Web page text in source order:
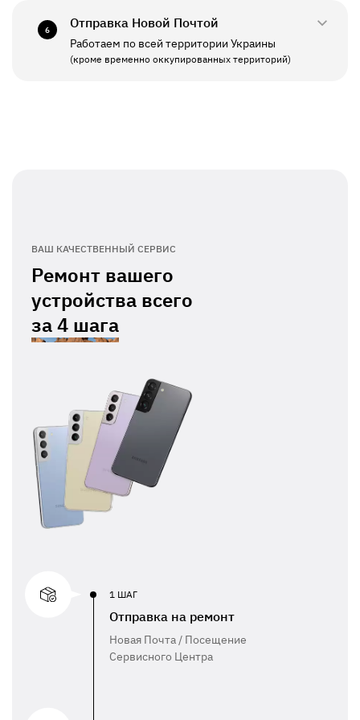
ПН - ПТ
11:00 - 19:00
Выходной
6 Отправка Новой Почтой
Работаем по всей территории Украины
(кроме временно оккупированных территорий)
ВАШ КАЧЕСТВЕННЫЙ СЕРВИС
Ремонт вашего
устройства всего
за4 шага
1 ШАГ
Отправка на ремонт
Новая Почта / Посещение
Сервисного Центра